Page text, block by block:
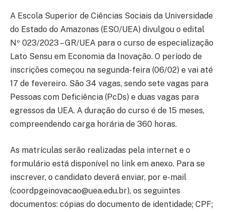
A Escola Superior de Ciências Sociais da Universidade
do Estado do Amazonas (ESO/UEA) divulgou o edital
Nº 023/2023 – GR/UEA para o curso de especialização
Lato Sensu em Economia da Inovação. O período de
inscrições começou na segunda-feira (06/02) e vai até
17 de fevereiro. São 34 vagas, sendo sete vagas para
Pessoas com Deficiência (PcDs) e duas vagas para
egressos da UEA. A duração do curso é de 15 meses,
compreendendo carga horária de 360 horas.
As matrículas serão realizadas pela internet e o
formulário está disponível no link em anexo. Para se
inscrever, o candidato deverá enviar, por e-mail
(coordpgeinovacao@uea.edu.br), os seguintes
documentos: cópias do documento de identidade; CPF;